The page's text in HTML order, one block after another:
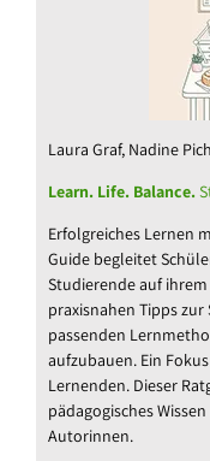
Laura Graf, Nadine
Learn. Life. Balance.
Erfolgreiches Lernen
Guide begleitet
Studierende auf
praxisnahen Tipps
passenden
aufzubauen. Ein
Lernenden. Dieser
pädagogisches
Autorinnen.